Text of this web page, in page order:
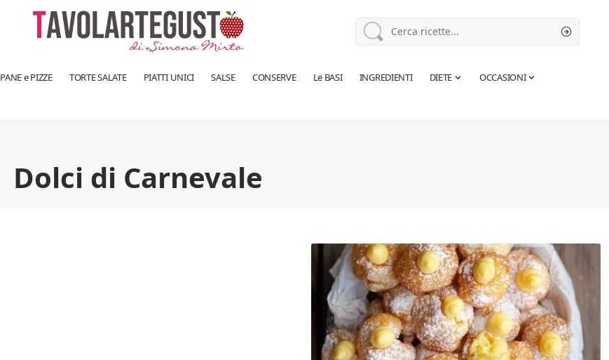
PANE e PIZZE TORTE SALATE PIATTI UNICI SALSE CONSERVE Le BASI INGREDIENTI DIETE OCCASIONI
Dolci di Carnevale